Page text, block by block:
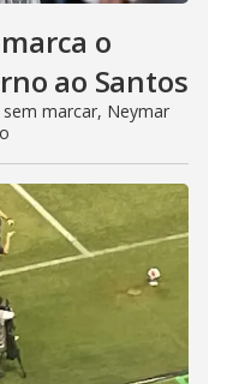
o
ao Santos
marcar, Neymar